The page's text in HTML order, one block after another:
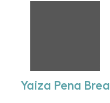
Yaiza Pena Brea